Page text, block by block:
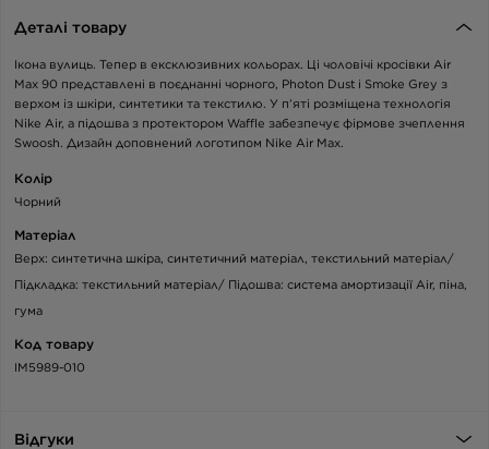
Деталі товару
Ікона вулиць. Тепер в ексклюзивних кольорах. Ці чоловічі кросівки Air
Max 90 представлені в поєднанні чорного, Photon Dust і Smoke Grey з
верхом із шкіри, синтетики та текстилю. У п’яті розміщена технологія
Nike Air, а підошва з протектором Waffle забезпечує фірмове зчеплення
Swoosh. Дизайн доповнений логотипом Nike Air Max.
Колір
Чорний
Матеріал
Верх: синтетична шкіра, синтетичний матеріал, текстильний матеріал/
Підкладка: текстильний матеріал/ Підошва: система амортизації Air, піна,
гума
Код товару
IM5989-010
Відгуки